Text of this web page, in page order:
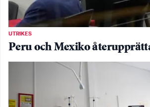
UTRIKES
Peru och Mexiko